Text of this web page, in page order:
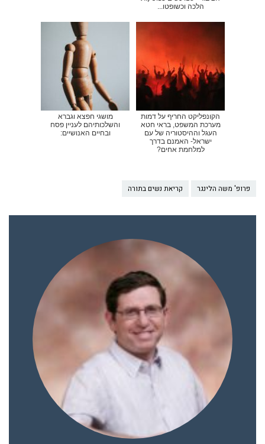
הלכה וכשופטו...
הקונפליקט החריף על דמות
מערכת המשפט, בראי חטא
העגל וההיסטוריה של עם
ישראל- האמנם בדרך
למלחמת אחים?
מושגי חפצא וגברא
והשלכותיהם לעניין פסח
ובחיים האנושיים:
פרופ' משה הלינגר קריאת נשים בתורה